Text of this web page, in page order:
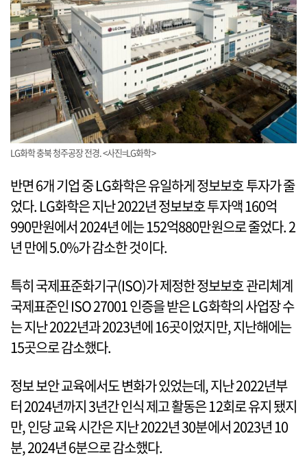
LG화학 충북 청주공장 전경. <사진=LG화학>
반면 6개 기업 중 LG화학은 유일하게 정보보호 투자가 줄
었다. LG화학은 지난 2022년 정보보호 투자액 160억
990만원에서 2024년 에는 152억880만원으로 줄었다. 2
년 만에 5.0%가 감소한 것이다.
특히 국제표준화기구(ISO)가 제정한 정보보호 관리체계
국제표준인 ISO 27001 인증을 받은 LG화학의 사업장 수
는 지난 2022년과 2023년에 16곳이었지만, 지난해에는
15곳으로 감소했다.
정보 보안 교육에서도 변화가 있었는데, 지난 2022년부
터 2024년까지 3년간 인식 제고 활동은 12회로 유지 됐지
만, 인당 교육 시간은 지난 2022년 30분에서 2023년 10
분, 2024년 6분으로 감소했다.